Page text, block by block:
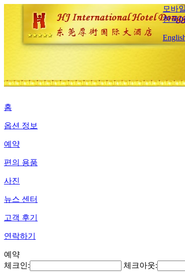
모바
한국
홈
옵션 정보
예약
편의 용품
사진
뉴스 센터
고객 후기
연락하기
예약
체크인:
체크아웃: